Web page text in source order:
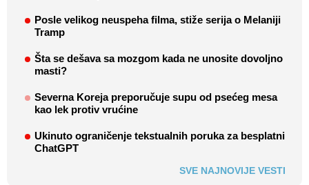
Posle velikog neuspeha filma, stiže serija o Melaniji
Tramp
Šta se dešava sa mozgom kada ne unosite dovoljno
masti?
Severna Koreja preporučuje supu od psećeg mesa
kao lek protiv vrućine
Ukinuto ograničenje tekstualnih poruka za besplatni
ChatGPT
SVE NAJNOVIJE VESTI